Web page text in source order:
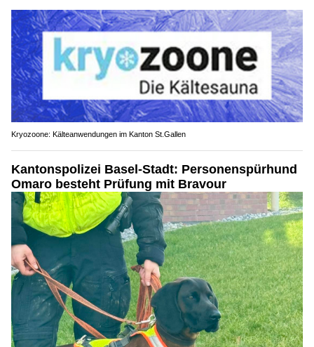
Kryozoone: Kälteanwendungen im Kanton St.Gallen
Kantonspolizei Basel-Stadt: Personenspürhund
Omaro besteht Prüfung mit Bravour